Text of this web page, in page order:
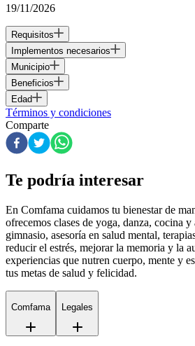
19/11/2026
Requisitos
Implementos necesarios
Municipio
Beneficios
Edad
Términos y condiciones
Comparte
Te podría interesar
En Comfama cuidamos tu bienestar de
ofrecemos clases de yoga, danza, cocina y
gimnasio, asesoría en salud mental,
reducir el estrés, mejorar la memoria y la
experiencias que nutren cuerpo, mente y
tus metas de salud y felicidad.
Comfama Legales